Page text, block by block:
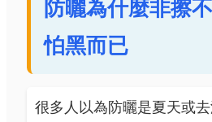
防曬為什麼非擦
怕黑而已
很多人以為防曬是夏天或